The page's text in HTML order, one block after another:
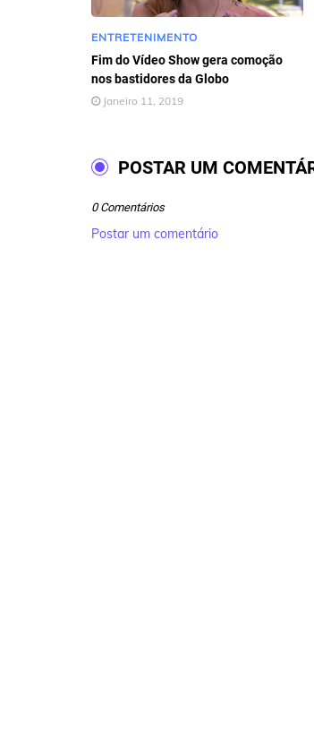
ENTRETENIMENTO
Fim do Vídeo Show gera comoção
nos bastidores da Globo
Janeiro 11, 2019
POSTAR UM
0 Comentários
Postar um comentário